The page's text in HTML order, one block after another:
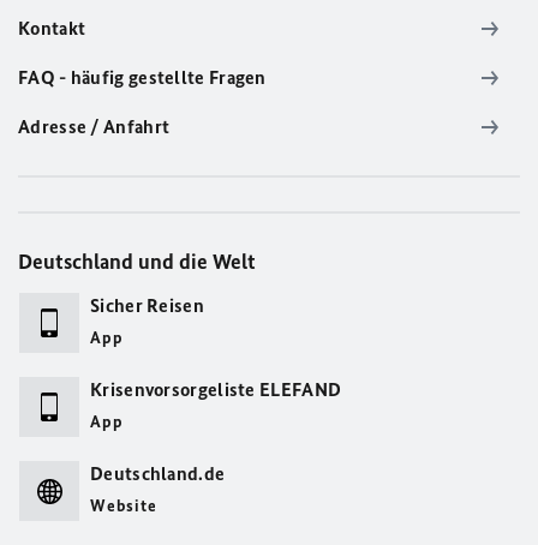
Kontakt
FAQ - häufig gestellte Fragen
Adresse / Anfahrt
Deutschland und die Welt
Sicher Reisen
App
Krisenvorsorgeliste ELEFAND
App
Deutschland.de
Website